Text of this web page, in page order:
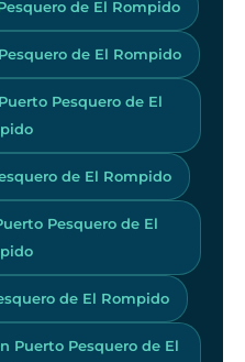
de El Rompido
de El Rompido
Pesquero de El
de El Rompido
Pesquero de El
de El Rompido
Puerto Pesquero de El